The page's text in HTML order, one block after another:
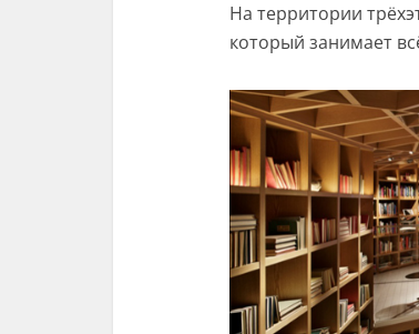
На территории
который занимает